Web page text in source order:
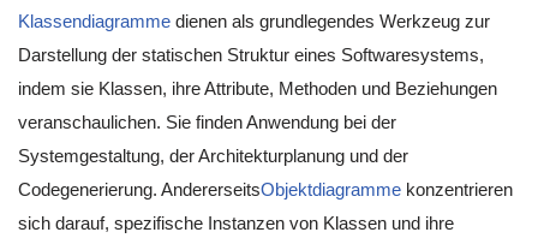
Klassendiagramme dienen als grundlegendes Werkzeug zur
Darstellung der statischen Struktur eines Softwaresystems,
indem sie Klassen, ihre Attribute, Methoden und Beziehungen
veranschaulichen. Sie finden Anwendung bei der
Systemgestaltung, der Architekturplanung und der
Codegenerierung. AndererseitsObjektdiagramme konzentrieren
sich darauf, spezifische Instanzen von Klassen und ihre